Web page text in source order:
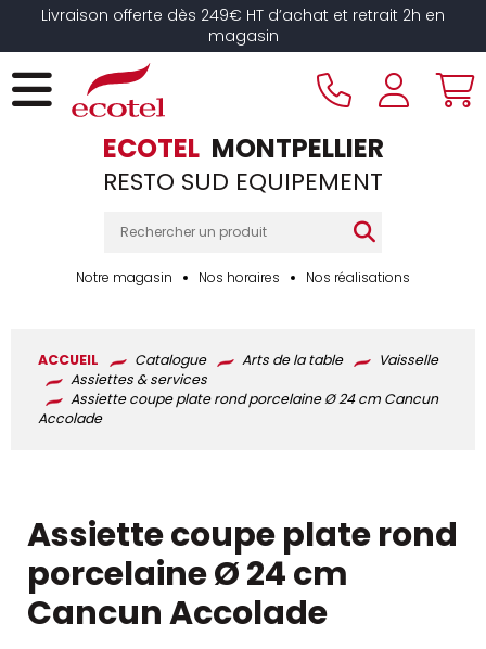
Livraison offerte dès 249€ HT d’achat et retrait 2h en
magasin
ECOTEL MONTPELLIER
RESTO SUD EQUIPEMENT
Notre magasin Nos horaires Nos réalisations
ACCUEIL Catalogue Arts de la table
Vaisselle
Assiettes & services
Assiette coupe plate rond porcelaine Ø 24 cm Cancun
Accolade
Assiette coupe plate rond
porcelaine Ø 24 cm
Cancun Accolade
Panneau de gestion des cookies